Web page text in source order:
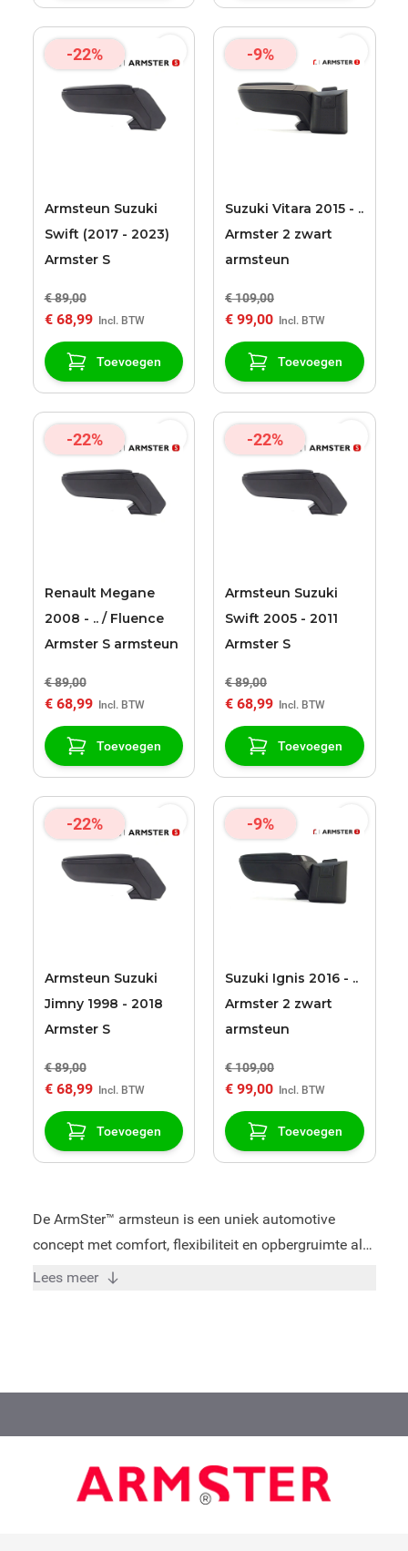
-22%
Armsteun Suzuki
Swift (2017 - 2023)
Armster S
€ 89,00
€ 68,99
Toevoegen
-9%
Suzuki Vitara 2015 - ..
Armster 2 zwart
armsteun
€ 109,00
€ 99,00
Toevoegen
-22%
Renault Megane
2008 - .. / Fluence
Armster S armsteun
€ 89,00
€ 68,99
Toevoegen
-22%
Armsteun Suzuki
Swift 2005 - 2011
Armster S
€ 89,00
€ 68,99
Toevoegen
-22%
Armsteun Suzuki
Jimny 1998 - 2018
Armster S
€ 89,00
€ 68,99
Toevoegen
-9%
Suzuki Ignis 2016 - ..
Armster 2 zwart
armsteun
€ 109,00
€ 99,00
Toevoegen
De ArmSter™ armsteun is een uniek automotive
concept met comfort, flexibiliteit en opbergruimte als
kernwoorden. Door vakkundige specialisten is voor
Zeer hoge kwaliteit armsteun - Opslag mogelijkheid -
bestuurder en bijrijder - Verhoogde belastbaarheid
van 80 KG! - Gemaakt in de EU.
Lees meer